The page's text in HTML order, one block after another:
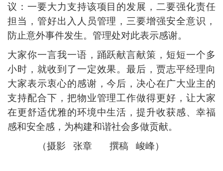
议：一要大力支持该项目的发展，二要强化责任
担当，管好出入人员管理，三要增强安全意识，
防止意外事件发生。管理处对此表示感谢。
大家你一言我一语，踊跃献言献策，短短一个多
小时，就收到了一定效果。最后，贾志平经理向
大家表示衷心的感谢，今后，决心在广大业主的
支持配合下，把物业管理工作做得更好，让大家
在更舒适优雅的环境中生活，提升收获感、幸福
感和安全感，为构建和谐社会多做贡献。
（摄影 张章 撰稿 峻峰）